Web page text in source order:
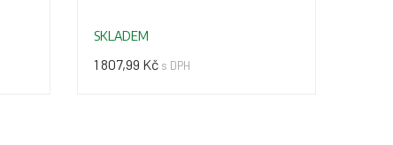
SKLADEM
1 807,99 Kč s DPH